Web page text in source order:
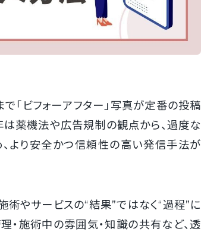
「ビフォーアフター」写真が定番の投稿
は薬機法や広告規制の観点から、過度な
より安全かつ信頼性の高い発信手法が
術やサービスの“結果”ではなく“過程”に
・施術中の雰囲気・知識の共有など、透